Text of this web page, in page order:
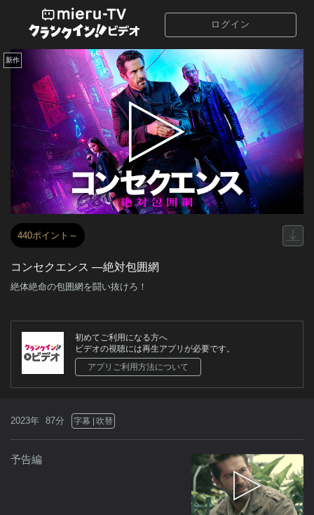
ログイン
新作
440ポイント～
コンセクエンス ―絶対包囲網
絶体絶命の包囲網を闘い抜けろ！
初めてご利用になる方へ
ビデオの視聴には再生アプリが必要です。
アプリご利用方法について
2023年 87分 字幕 吹替
予告編